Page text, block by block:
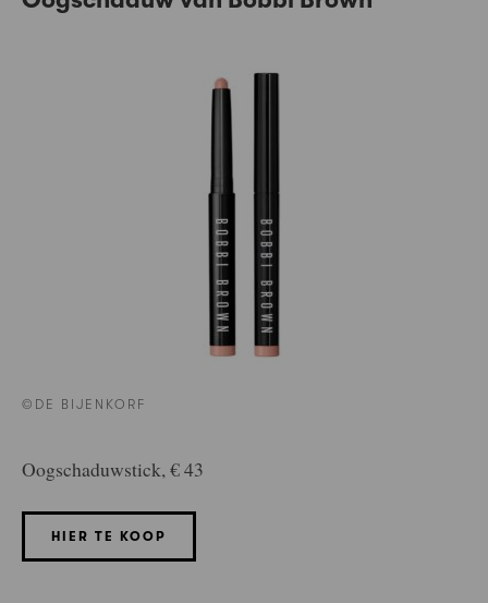
©DE BIJENKORF
Oogschaduwstick, € 43
HIER TE KOOP